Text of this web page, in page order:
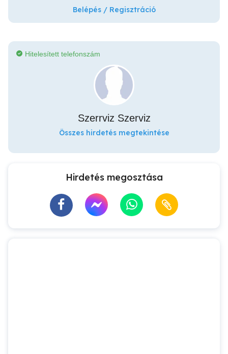
Belépés / Regisztráció
Hitelesített telefonszám
Szerrviz Szerviz
Összes hirdetés megtekintése
Hirdetés megosztása